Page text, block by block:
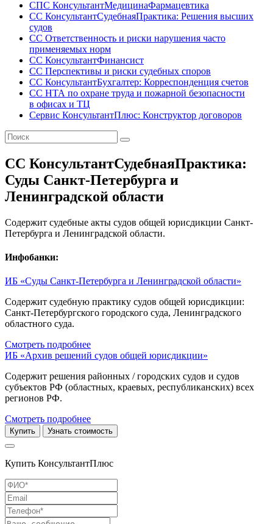
СПС КонсультантМедицинаФармацевтика
СС КонсультантСудебнаяПрактика: Решения высших
судов
СС Ответственность и риски нарушения часто
применяемых норм
СС КонсультантФинансист
СС Перспективы и риски судебных споров
СС КонсультантБухгалтер: Корреспонденция счетов
СС НТА по охране труда и пожарной безопасности
в офисах и ТЦ
Сервис КонсультантПлюс: Конструктор договоров
СС КонсультантСудебнаяПрактика:
Суды Санкт-Петербурга и
Ленинградской области
Содержит судебные акты судов общей юрисдикции Санкт-
Петербурга и Ленинградской области.
Инфобанки:
ИБ «Суды Санкт-Петербурга и Ленинградской области»
Содержит судебную практику судов общей юрисдикции:
Санкт-Петербургского городского суда, Ленинградского
областного суда.
Смотреть подробнее
ИБ «Архив решений судов общей юрисдикции»
Содержит решения районных / городских судов и судов
субъектов РФ (областных, краевых, республиканских) всех
регионов РФ.
Смотреть подробнее
Купить Узнать стоимость
Купить КонсультантПлюс